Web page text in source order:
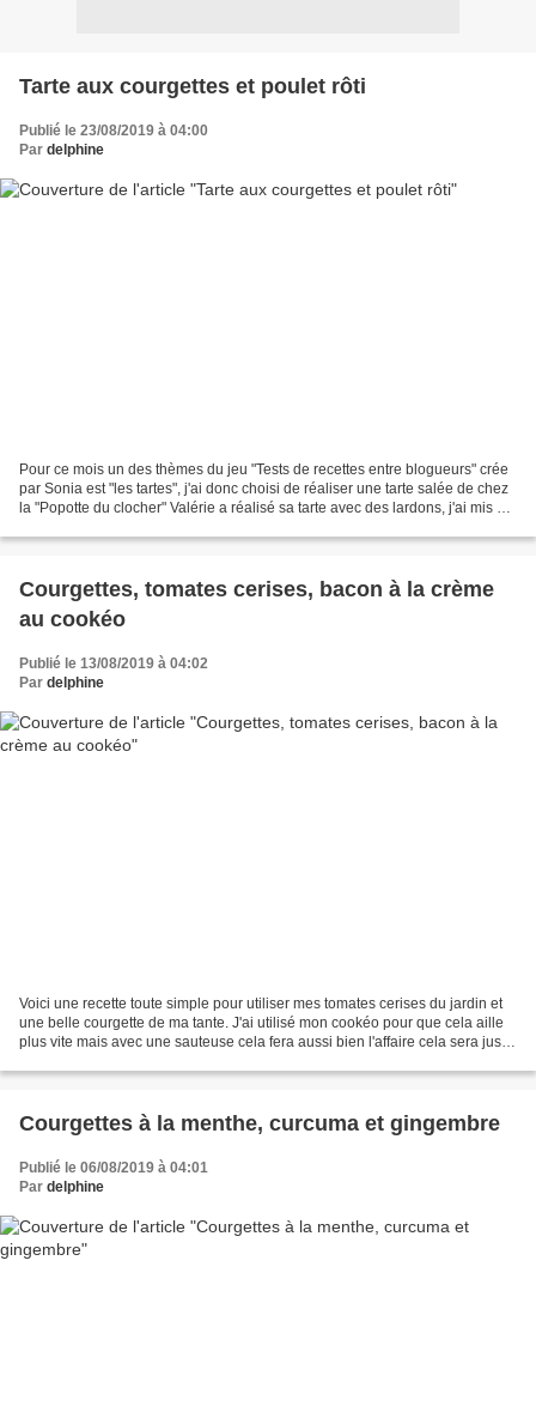
Tarte aux courgettes et poulet rôti
Publié le 23/08/2019 à 04:00
Par delphine
Pour ce mois un des thèmes du jeu "Tests de recettes entre blogueurs" crée
par Sonia est "les tartes", j'ai donc choisi de réaliser une tarte salée de chez
la "Popotte du clocher" Valérie a réalisé sa tarte avec des lardons, j'ai mis un
Courgettes, tomates cerises, bacon à la crème
au cookéo
Publié le 13/08/2019 à 04:02
Par delphine
Voici une recette toute simple pour utiliser mes tomates cerises du jardin et
une belle courgette de ma tante. J'ai utilisé mon cookéo pour que cela aille
plus vite mais avec une sauteuse cela fera aussi bien l'affaire cela sera juste
Courgettes à la menthe, curcuma et gingembre
Publié le 06/08/2019 à 04:01
Par delphine